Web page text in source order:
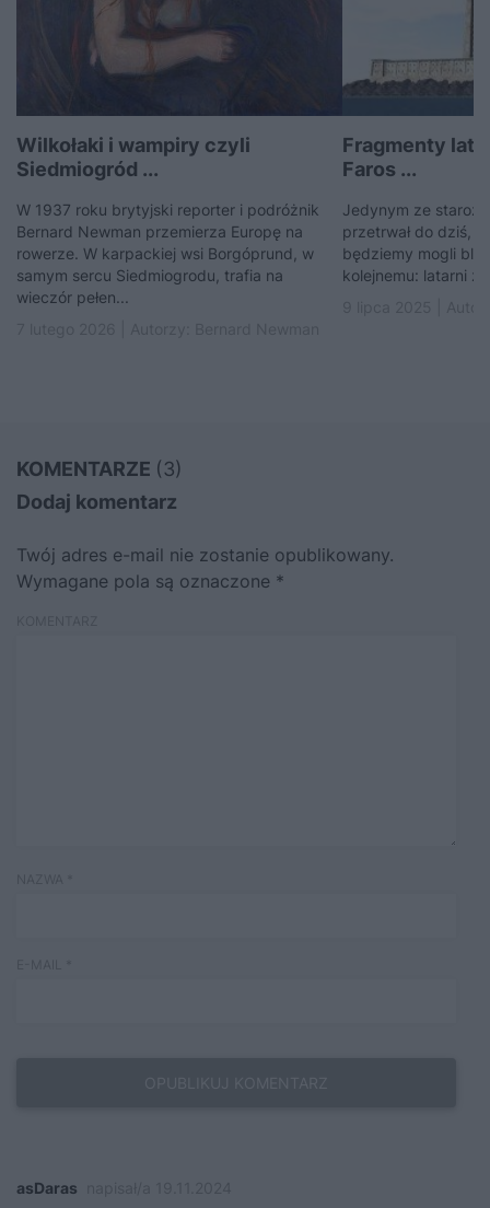
Wilkołaki i wampiry czyli
Siedmiogród ...
W 1937 roku brytyjski reporter i podróżnik
Bernard Newman przemierza Europę na
rowerze. W karpackiej wsi Borgóprund, w
samym sercu Siedmiogrodu, trafia na
wieczór pełen...
Fragmenty
Faros ...
Jedynym ze
przetrwał do dziś,
będziemy mogli
kolejnemu: latarni z
KOMENTARZE (3)
Dodaj komentarz
Twój adres e-mail nie zostanie opublikowany.
Wymagane pola są oznaczone *
asDaras